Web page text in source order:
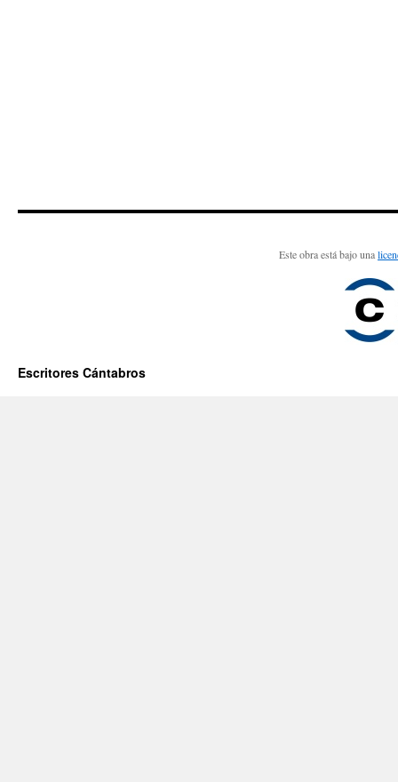
Este obra está bajo una
Escritores Cántabros